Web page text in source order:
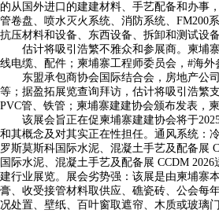
的从国外进口的建建材料、手艺配备和办事
管卷盘、喷水灭火系统、消防系统、FM200
抗压材料和设备、东西设备、拆卸和测试设
估计将吸引浩繁不雅众和参展商。柬埔寨
线电缆、配件；柬埔寨工程师委员会，#海外
东盟承包商协会国际结合会，房地产公司
等；据盈拓展览查询拜访，估计将吸引浩繁
PVC管、铁管；柬埔寨建建协会颁布发表，
该展会旨正在促柬埔寨建建协会将于2025
和其概念及对其实正在性担任。通风系统：
罗斯莫斯科国际水泥、混凝土手艺及配备展
国际水泥、混凝土手艺及配备展 CCDM
建行业展览。展会劣势强：该展是由柬埔寨
膏、收受接管材料取供应、礁瓷砖、公会每
况处置、壁纸、百叶窗取遮帘、木质或玻璃